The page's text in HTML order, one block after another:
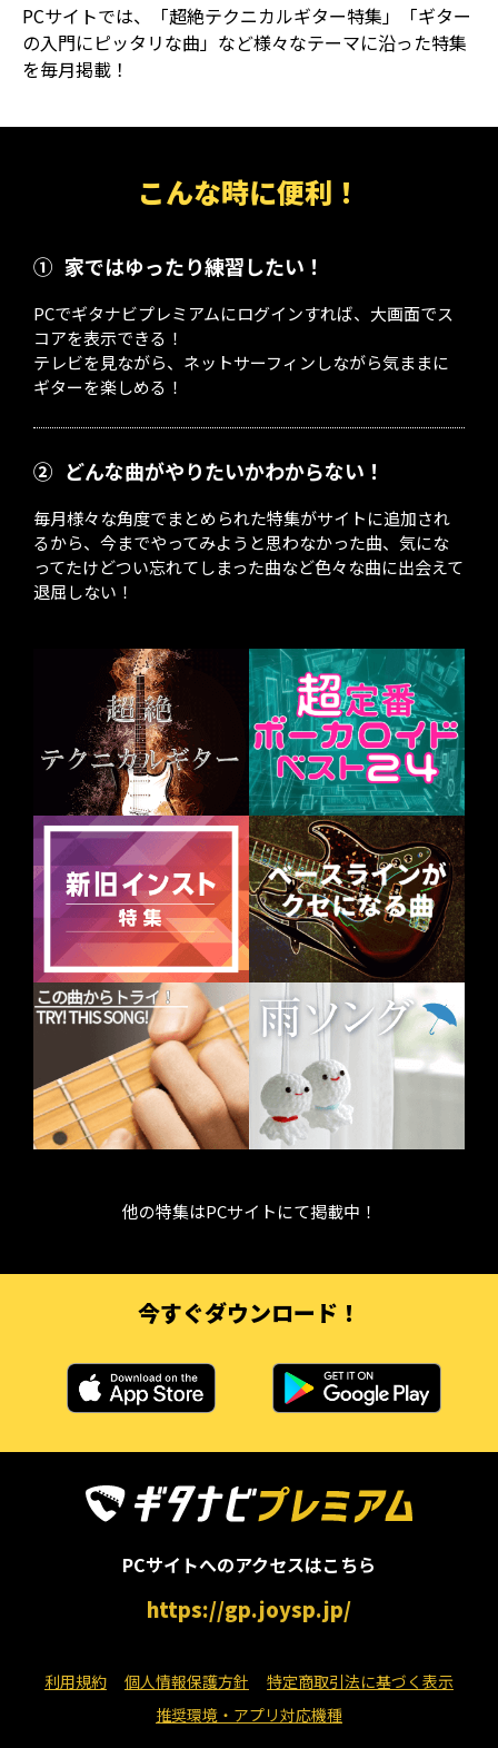
PCサイトでは、「超絶テクニカルギター特集」「ギター
の入門にピッタリな曲」など様々なテーマに沿った特集
を毎月掲載！
こんな時に便利！
① 家ではゆったり練習したい！
PCでギタナビプレミアムにログインすれば、大画面でス
コアを表示できる！
テレビを見ながら、ネットサーフィンしながら気ままに
ギターを楽しめる！
② どんな曲がやりたいかわからない！
毎月様々な角度でまとめられた特集がサイトに追加され
るから、今までやってみようと思わなかった曲、気にな
ってたけどつい忘れてしまった曲など色々な曲に出会えて
退屈しない！
他の特集はPCサイトにて掲載中！
今すぐダウンロード！
PCサイトへのアクセスはこちら
https://gp.joysp.jp/
利用規約 個人情報保護方針
特定商取引法に基づく表示
推奨環境・アプリ対応機種